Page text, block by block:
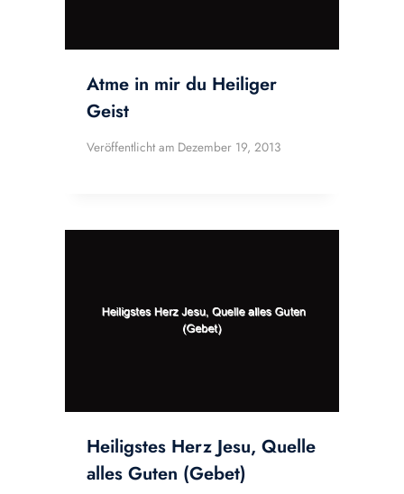
Atme in mir du Heiliger
Geist
Veröffentlicht am Dezember 19, 2013
Heiligstes Herz Jesu, Quelle
alles Guten (Gebet)